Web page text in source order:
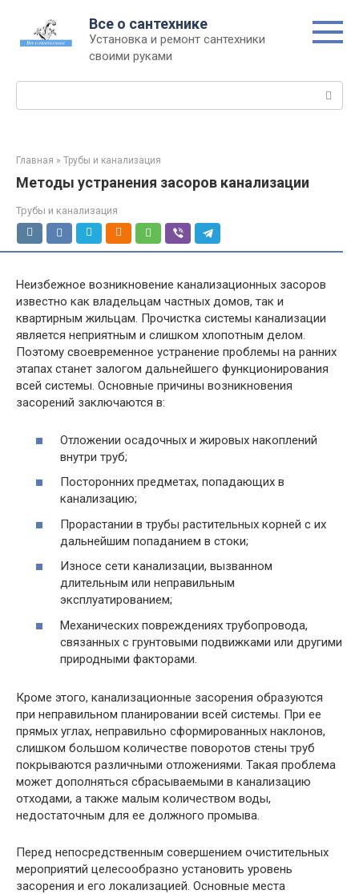
контенту
Все о сантехнике
Установка и ремонт сантехники
своими руками
Главная » Трубы и канализация
Методы устранения засоров канализации
Трубы и канализация
Неизбежное возникновение канализационных засоров
известно как владельцам частных домов, так и
квартирным жильцам. Прочистка системы канализации
является неприятным и слишком хлопотным делом.
Поэтому своевременное устранение проблемы на ранних
этапах станет залогом дальнейшего функционирования
всей системы. Основные причины возникновения
засорений заключаются в:
Отложении осадочных и жировых накоплений
внутри труб;
Посторонних предметах, попадающих в
канализацию;
Прорастании в трубы растительных корней с их
дальнейшим попаданием в стоки;
Износе сети канализации, вызванном
длительным или неправильным
эксплуатированием;
Механических повреждениях трубопровода,
связанных с грунтовыми подвижками или другими
природными факторами.
Кроме этого, канализационные засорения образуются
при неправильном планировании всей системы. При ее
прямых углах, неправильно сформированных наклонов,
слишком большом количестве поворотов стены труб
покрываются различными отложениями. Такая проблема
может дополняться сбрасываемыми в канализацию
отходами, а также малым количеством воды,
недостаточным для ее должного промыва.
Перед непосредственным совершением очистительных
мероприятий целесообразно установить уровень
засорения и его локализацией. Основные места